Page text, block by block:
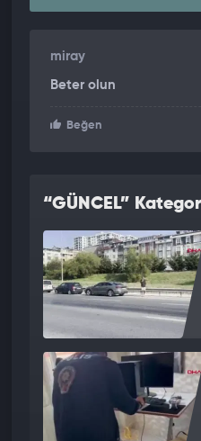
miray
Beter olun
Beğen
“GÜNCEL”